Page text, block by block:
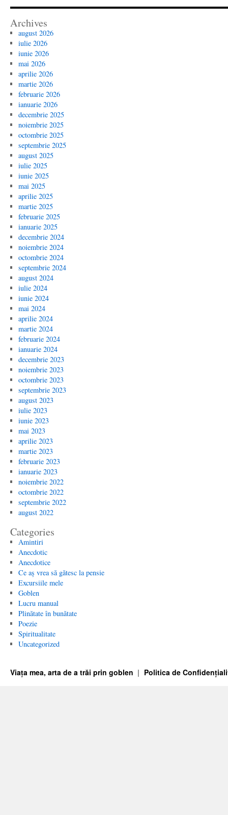
Archives
august 2026
iulie 2026
iunie 2026
mai 2026
aprilie 2026
martie 2026
februarie 2026
ianuarie 2026
decembrie 2025
noiembrie 2025
octombrie 2025
septembrie 2025
august 2025
iulie 2025
iunie 2025
mai 2025
aprilie 2025
martie 2025
februarie 2025
ianuarie 2025
decembrie 2024
noiembrie 2024
octombrie 2024
septembrie 2024
august 2024
iulie 2024
iunie 2024
mai 2024
aprilie 2024
martie 2024
februarie 2024
ianuarie 2024
decembrie 2023
noiembrie 2023
octombrie 2023
septembrie 2023
august 2023
iulie 2023
iunie 2023
mai 2023
aprilie 2023
martie 2023
februarie 2023
ianuarie 2023
noiembrie 2022
octombrie 2022
septembrie 2022
august 2022
Categories
Amintiri
Anecdotic
Anecdotice
Ce aș vrea să gătesc la pensie
Excursiile mele
Goblen
Lucru manual
Plinătate în bunătate
Poezie
Spiritualitate
Uncategorized
Viața mea, arta de a trăi prin goblen Politica de